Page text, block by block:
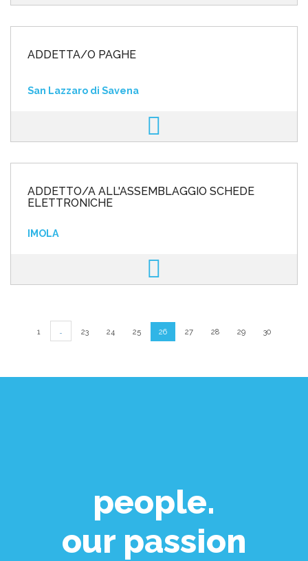
ADDETTA/O PAGHE
San Lazzaro di Savena
ADDETTO/A ALL'ASSEMBLAGGIO SCHEDE
ELETTRONICHE
IMOLA
1 23 24 25 26 27 28 29 30
people.
our passion